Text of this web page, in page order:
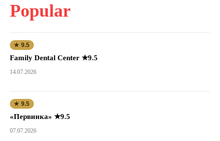
Popular
★ 9.5
Family Dental Center ★9.5
14.07.2026
★ 9.5
«Первинка» ★9.5
07.07.2026